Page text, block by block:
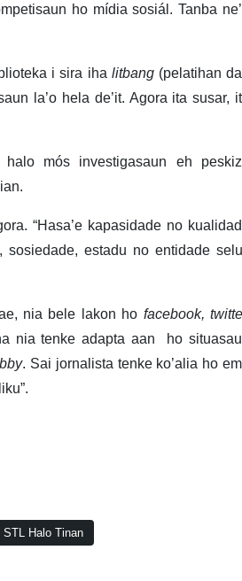
ho mídia sosiál. Tanba
i sira iha litbang (pelatihan
la’o hela de’it. Agora ita susar,
halo mós investigasaun eh
“Hasa’e kapasidade no
sosiedade, estadu no entidade
nia bele lakon ho facebook,
nia tenke adapta aan ho
. Sai jornalista tenke ko’alia ho
STL Halo Tinan